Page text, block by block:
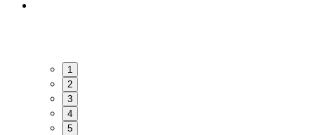
1
2
3
4
5